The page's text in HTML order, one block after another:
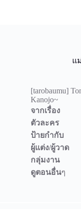
แ
[tarobaumu]
Kanojo~
จากเรื่อง
ตัวละคร
ป้ายกำกับ
ผู้แต่ง/ผู้วาด
กลุ่มงาน
ดูตอนอื่นๆ